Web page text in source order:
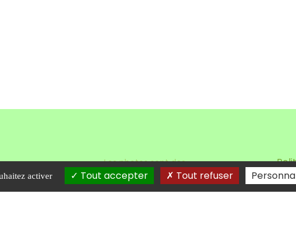
Les photos sont des
propriétés intellectuelles,
activer Tout accepter Tout refuser